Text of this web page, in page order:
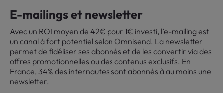
E-mailings et newsletter
Avec un ROI moyen de 42€ pour 1€ investi, l’e-mailing est
un canal à fort potentiel selon Omnisend. La newsletter
permet de fidéliser ses abonnés et de les convertir via des
offres promotionnelles ou des contenus exclusifs. En
France, 34% des internautes sont abonnés à au moins une
newsletter.